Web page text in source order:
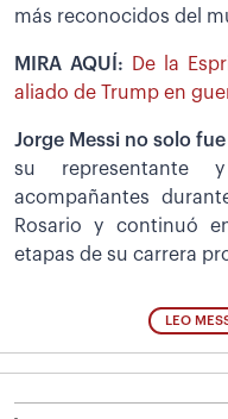
más reconocidos del
MIRA AQUÍ:
De la
aliado de Trump en
Jorge Messi no solo
su representante
acompañantes
Rosario y continuó
etapas de su carrera
LEO